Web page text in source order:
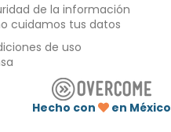
de la información
cuidamos tus datos
de uso
Hecho con
en México